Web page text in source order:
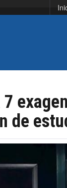
7
de